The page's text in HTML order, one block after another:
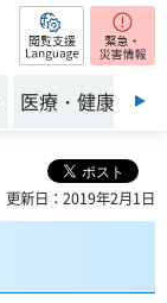
閲覧支援
医療・健康・福
更新日：2019年2月1日